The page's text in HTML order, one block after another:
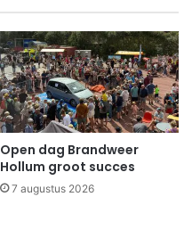
Open dag Brandweer
Hollum groot succes
7 augustus 2026